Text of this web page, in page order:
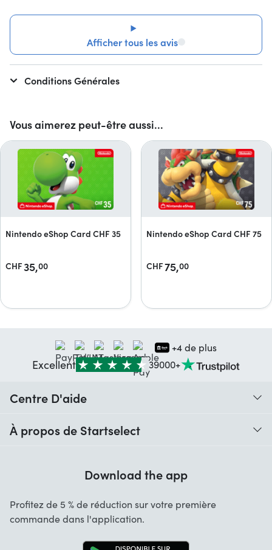
Vous aimerez peut-être aussi...
Nintendo eShop Card CHF 35
CHF35,00
Nintendo eShop Card CHF 75
CHF75,00
Afficher tous les avis
Conditions Générales
+4 de plus
Excellent 39000+
Centre D'aide
Aide avec les codes
Contact
À propos de Startselect
Startselect App
Emplois
Download the app
Profitez de 5 % de réduction sur votre première
commande dans l'application.